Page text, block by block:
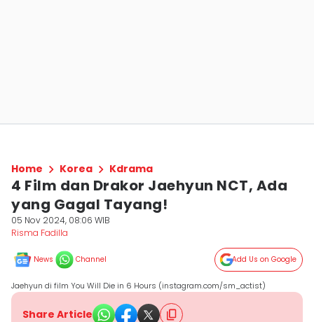
Home Korea Kdrama
4 Film dan Drakor Jaehyun NCT, Ada
yang Gagal Tayang!
05 Nov 2024, 08:06 WIB
Risma Fadilla
News Channel Add Us on Google
Jaehyun di film You Will Die in 6 Hours (instagram.com/sm_actist)
Share Article